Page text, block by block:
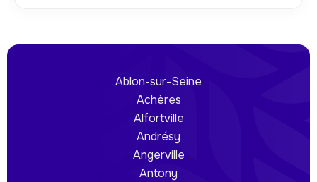
Ablon-sur-Seine
Achères
Alfortville
Andrésy
Angerville
Antony